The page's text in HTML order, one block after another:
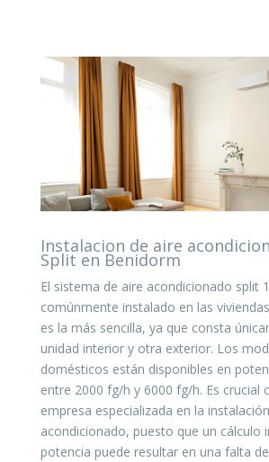
Instalacion de aire
Split en Benidorm
El sistema de aire acondicionado split
comúnmente instalado en las
es la más sencilla, ya que consta
unidad interior y otra exterior. Los
domésticos están disponibles en
entre 2000 fg/h y 6000 fg/h. Es crucial
empresa especializada en la
acondicionado, puesto que un cálculo
potencia puede resultar en una falta